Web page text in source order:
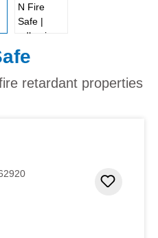
retardant properties